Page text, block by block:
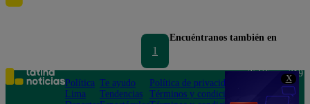
X
1
Encuéntranos también en
Política
Lima
Te ayudo
Tendencias
Política de privacidad
Términos y condiciones
Teléfono: 219
Av. San